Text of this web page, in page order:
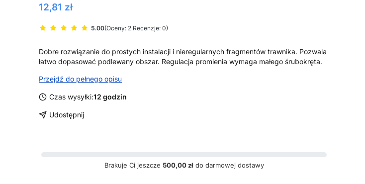
Cena
12,81 zł
5.00(Oceny: 2 Recenzje: 0)
Dobre rozwiązanie do prostych instalacji i nieregularnych fragmentów trawnika. Pozwala
łatwo dopasować podlewany obszar. Regulacja promienia wymaga małego śrubokręta.
Przejdź do pełnego opisu
Czas wysyłki:12 godzin
Udostępnij
Brakuje Ci jeszcze 500,00 złdo darmowej dostawy